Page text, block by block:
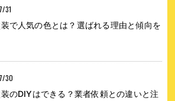
31
で人気の色とは？選ばれる理由と傾向を
30
のDIYはできる？業者依頼との違いと注